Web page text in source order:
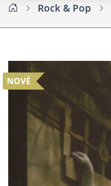
Rock & Pop
NOVÉ